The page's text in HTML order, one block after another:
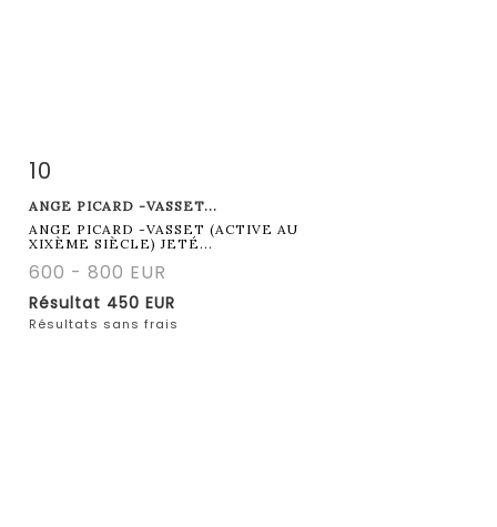
Fiche détaillée
10
ANGE PICARD -VASSET...
ANGE PICARD -VASSET (ACTIVE AU
XIXÈME SIÈCLE) JETÉ...
600 - 800 EUR
Résultat 450 EUR
Résultats sans frais